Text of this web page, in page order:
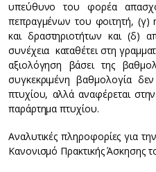
υπεύθυνο του φορέα
πεπραγμένων του φοιτητή, (γ)
και δραστηριοτήτων και (δ)
συνέχεια καταθέτει στη
αξιολόγηση βάσει της
συγκεκριμένη βαθμολογία
πτυχίου, αλλά αναφέρεται
παράρτημα πτυχίου.
Αναλυτικές πληροφορίες για
Κανονισμό Πρακτικής Άσκησης